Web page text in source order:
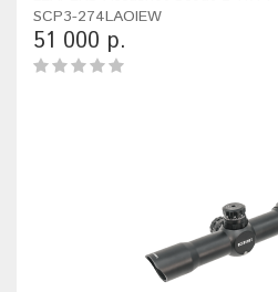
SCP3-274LAOIEW
51 000 р.